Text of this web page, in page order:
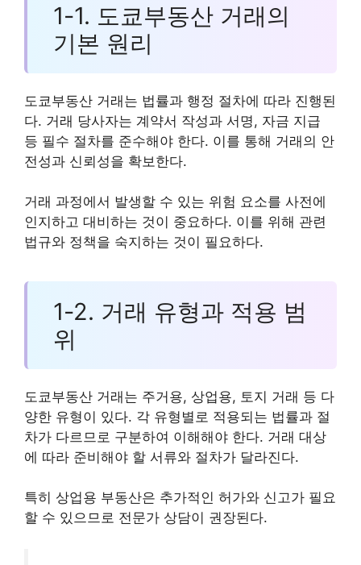
1-1. 도쿄부동산 거래의
기본 원리
도쿄부동산 거래는 법률과 행정 절차에 따라 진행된
다. 거래 당사자는 계약서 작성과 서명, 자금 지급
등 필수 절차를 준수해야 한다. 이를 통해 거래의 안
전성과 신뢰성을 확보한다.
거래 과정에서 발생할 수 있는 위험 요소를 사전에
인지하고 대비하는 것이 중요하다. 이를 위해 관련
법규와 정책을 숙지하는 것이 필요하다.
1-2. 거래 유형과 적용 범
위
도쿄부동산 거래는 주거용, 상업용, 토지 거래 등 다
양한 유형이 있다. 각 유형별로 적용되는 법률과 절
차가 다르므로 구분하여 이해해야 한다. 거래 대상
에 따라 준비해야 할 서류와 절차가 달라진다.
특히 상업용 부동산은 추가적인 허가와 신고가 필요
할 수 있으므로 전문가 상담이 권장된다.